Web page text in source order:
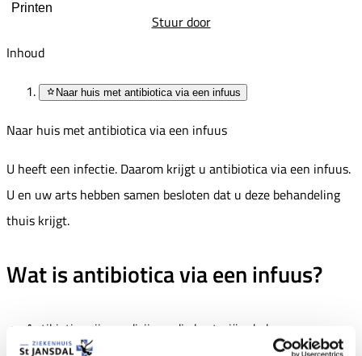
Printen
Stuur door
Inhoud
Naar huis met antibiotica via een infuus
Naar huis met antibiotica via een infuus
U heeft een infectie. Daarom krijgt u antibiotica via een infuus.
U en uw arts hebben samen besloten dat u deze behandeling
thuis krijgt.
Wat is antibiotica via een infuus?
Antibiotica zijn medicijnen die bacteriën doden.